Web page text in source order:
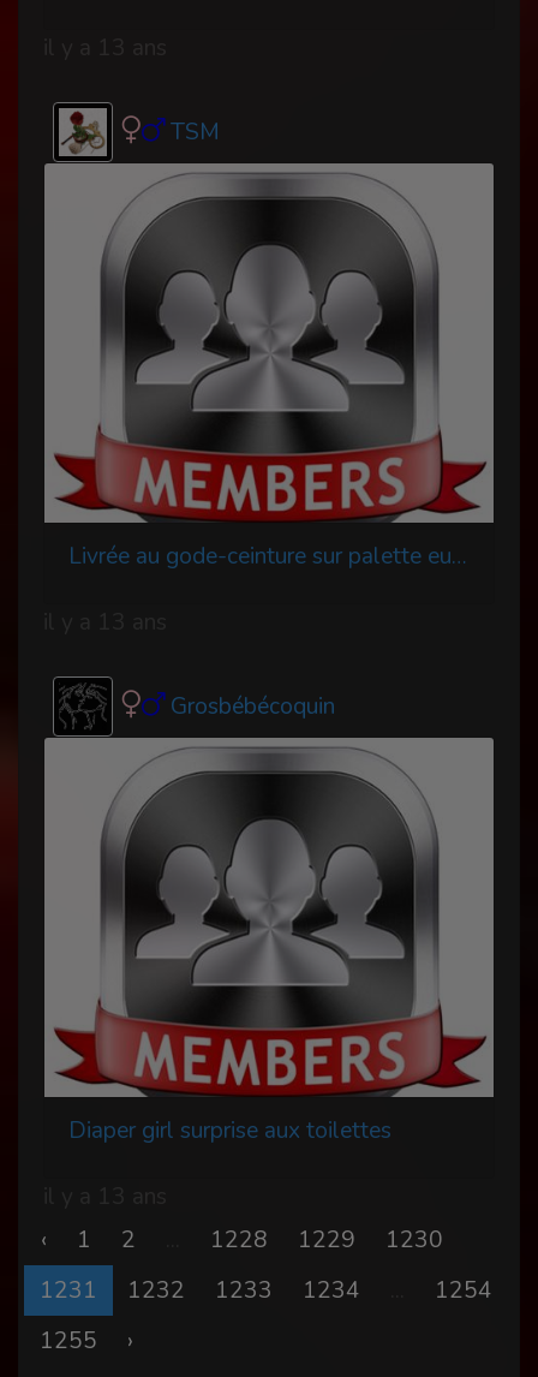
TSM
Livrée au gode-ceinture sur palette europe à trois Maîtresses
Grosbébécoquin
Diaper girl surprise aux toilettes
‹
1 2 1228 1229
1230
1231
1232 1233 1234
1254
1255
›